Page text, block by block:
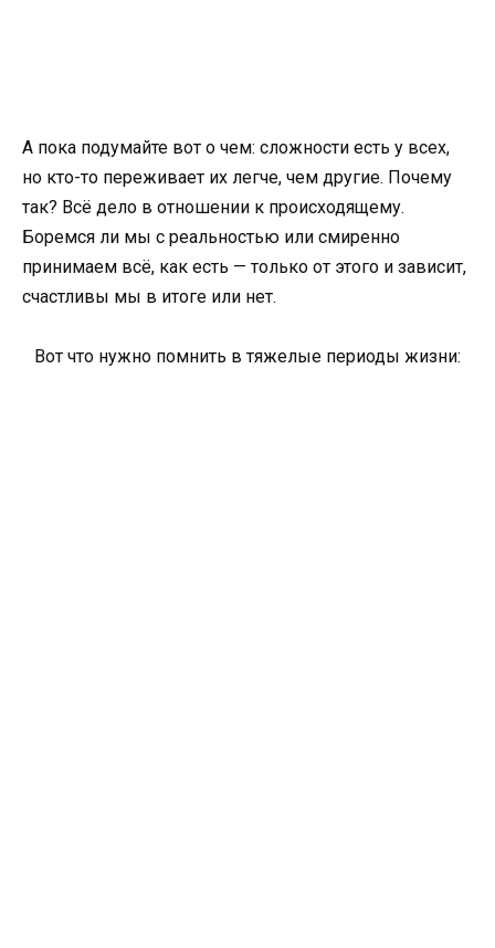
А пока подумайте вот о чем: сложности есть у всех,
но кто-то переживает их легче, чем другие. Почему
так? Всё дело в отношении к происходящему.
Боремся ли мы с реальностью или смиренно
принимаем всё, как есть — только от этого и зависит,
счастливы мы в итоге или нет.
Вот что нужно помнить в тяжелые периоды жизни: